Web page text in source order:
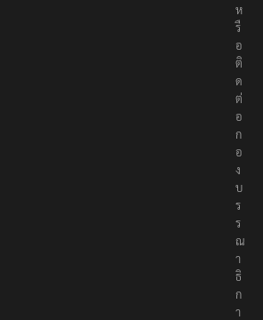
ห
รื
อ
ติ
ด
ต่
อ
ก
อ
ง
บ
ร
ร
ณ
า
ธิ
ก
า